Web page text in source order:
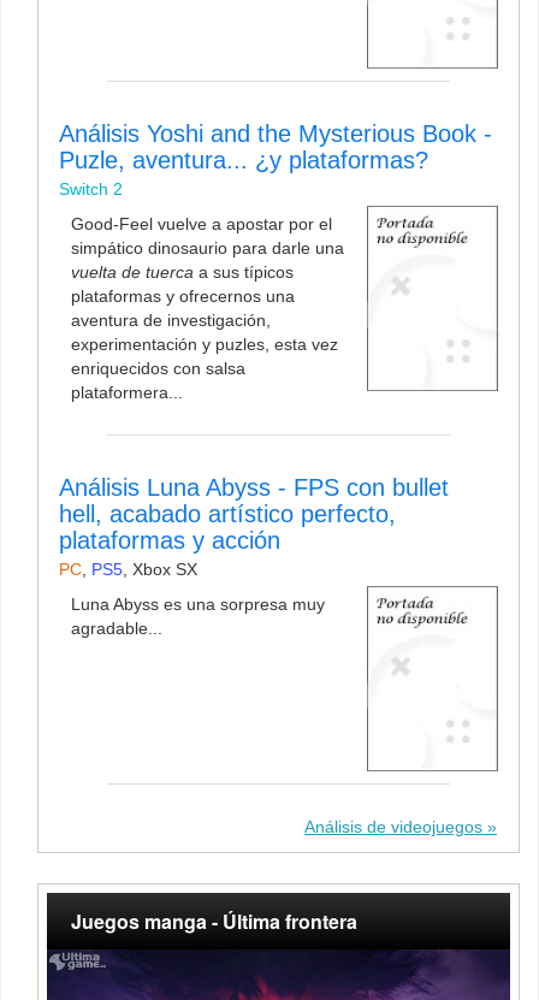
Análisis Yoshi and the Mysterious Book -
Puzle, aventura... ¿y plataformas?
Switch 2
Good-Feel vuelve a apostar por el
simpático dinosaurio para darle una
vuelta de tuerca a sus típicos
plataformas y ofrecernos una
aventura de investigación,
experimentación y puzles, esta vez
enriquecidos con salsa
plataformera...
Análisis Luna Abyss - FPS con bullet
hell, acabado artístico perfecto,
plataformas y acción
PC PS5 Xbox SX
Luna Abyss es una sorpresa muy
agradable...
Análisis de videojuegos
Juegos manga - Última frontera